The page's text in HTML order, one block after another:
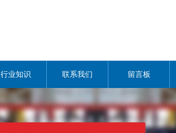
行业知识 联系我们 留言板